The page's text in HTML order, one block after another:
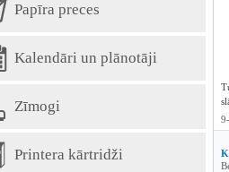
Papīra preces
Kalendāri un plānotāji
Zīmogi
Printera kārtridži